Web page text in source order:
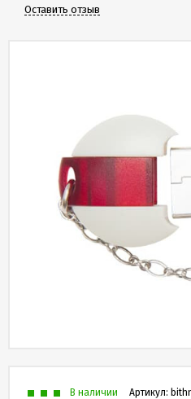
Скидки
Пользовательское
соглашение
Публичная
Оставить отзыв
Артикул:
В наличии